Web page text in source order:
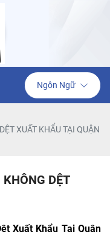
Ngôn Ngữ
XUẤT KHẨU TẠI QUẬN
DỆT
Xuất Khẩu Tại Quận